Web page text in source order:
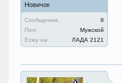
Новичок
Сообщения:
9
Пол:
Мужской
Езжу на:
ЛАДА 2121